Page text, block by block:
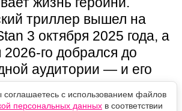
триллер вышел на
3 октября 2025 года, а
го добрался до
аудитории — и его
так, что половину
пропустить.
соглашаетесь с использованием файлов
персональных данных в соответствии